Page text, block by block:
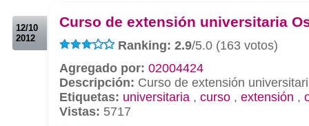
12/10
2012
Curso de extensión universitaria
Ranking: 2.9/5.0 (163 votos)
Agregado por: 02004424
Descripción: Curso de extensión
Etiquetas: universitaria , curso , extensión ,
Vistas: 5717